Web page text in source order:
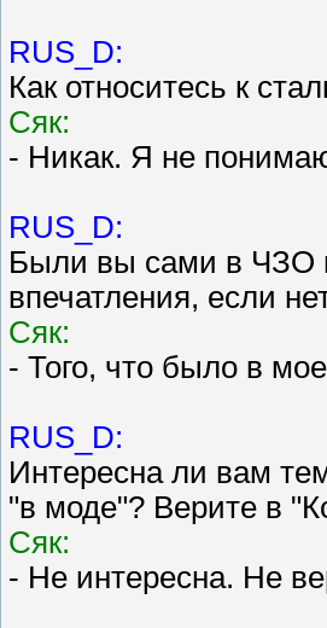
RUS_D:
Как относитесь к
Сяк:
- Никак. Я не
RUS_D:
Были вы сами в ЧЗО
впечатления, если
Сяк:
- Того, что было в
RUS_D:
Интересна ли вам
"в моде"? Верите в
Сяк:
- Не интересна. Не